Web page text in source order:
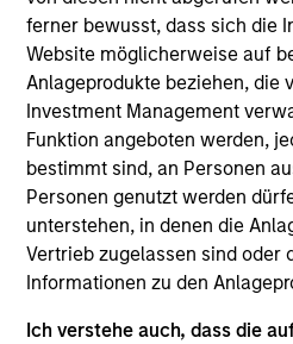
ferner bewusst, dass sich die
Website möglicherweise auf
Anlageprodukte beziehen, die
Investment Management
Funktion angeboten werden,
bestimmt sind, an Personen
Personen genutzt werden
unterstehen, in denen die
Vertrieb zugelassen sind oder
Informationen zu den
Ich verstehe auch, dass die
Meet the
Patrick Egan
Executive Director
Srdjan Teslic
Executive